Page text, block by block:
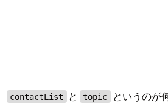
contactList と topic
というのが